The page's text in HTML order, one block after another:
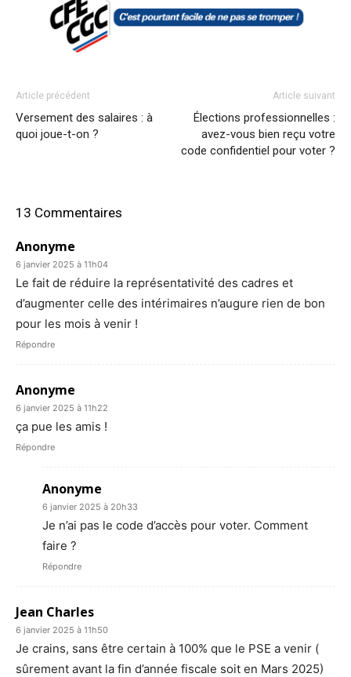
Article précédent
Versement des salaires : à
quoi joue-t-on ?
Article suivant
Élections professionnelles :
avez-vous bien reçu votre
code confidentiel pour voter ?
13 Commentaires
Anonyme
6 janvier 2025 à 11h04
Le fait de réduire la représentativité des cadres et
d’augmenter celle des intérimaires n’augure rien de bon
pour les mois à venir !
Répondre
Anonyme
6 janvier 2025 à 11h22
ça pue les amis !
Répondre
Anonyme
6 janvier 2025 à 20h33
Je n’ai pas le code d’accès pour voter. Comment
faire ?
Répondre
Jean Charles
6 janvier 2025 à 11h50
Je crains, sans être certain à 100% que le PSE a venir (
sûrement avant la fin d’année fiscale soit en Mars 2025)